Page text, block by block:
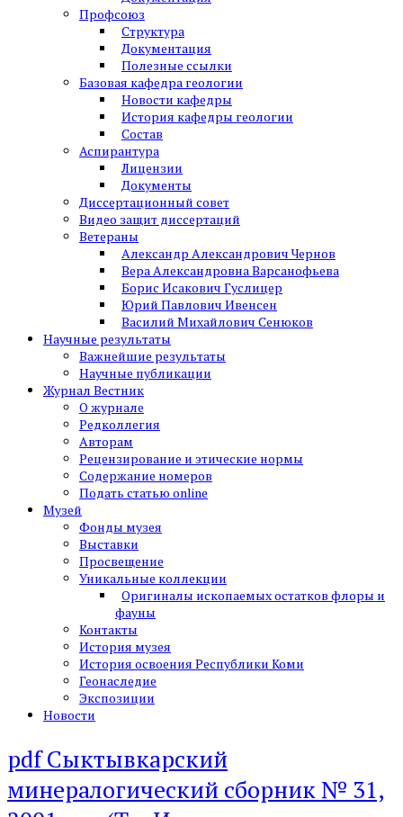
Профсоюз
Структура
Документация
Полезные ссылки
Базовая кафедра геологии
Новости кафедры
История кафедры геологии
Состав
Аспирантура
Лицензии
Документы
Диссертационный совет
Видео защит диссертаций
Ветераны
Александр Александрович Чернов
Вера Александровна Варсанофьева
Борис Исакович Гуслицер
Юрий Павлович Ивенсен
Василий Михайлович Сенюков
Научные результаты
Важнейшие результаты
Научные публикации
Журнал Вестник
О журнале
Редколлегия
Авторам
Рецензирование и этические нормы
Содержание номеров
Подать статью online
Музей
Фонды музея
Выставки
Просвещение
Уникальные коллекции
Оригиналы ископаемых остатков флоры и
фауны
Контакты
История музея
История освоения Республики Коми
Геонаследие
Экспозиции
Новости
pdf Сыктывкарский
минералогический сборник № 31,